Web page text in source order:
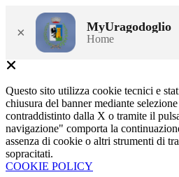
× MyUragodoglio
Home
Questo sito utilizza cookie tecnici e
chiusura del banner mediante
contraddistinto dalla X o tramite il
navigazione" comporta la
assenza di cookie o altri strumenti di
sopracitati.
COOKIE POLICY